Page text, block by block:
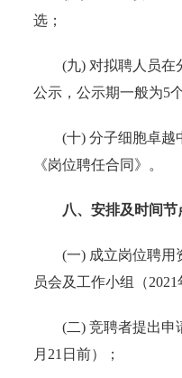
选；
(九) 对拟聘人员在
公示，公示期一般为5
(十) 分子细胞卓越
《岗位聘任合同》。
八、安排及时间节
(一) 成立岗位聘用
员会及工作小组（2021
(二) 竞聘者提出申
月21日前）；